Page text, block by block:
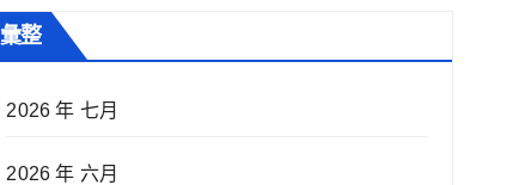
彙整
2026 年 七月
2026 年 六月